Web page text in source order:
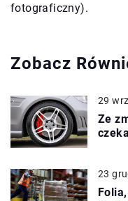
fotograficzny).
Zobacz
29
Ze
23